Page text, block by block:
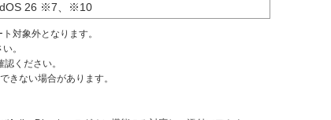
26 ※7、※10
対象外となります。
。
認ください。
きない場合があります。